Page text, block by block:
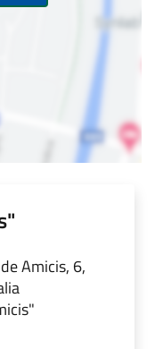
Amicis, 6,